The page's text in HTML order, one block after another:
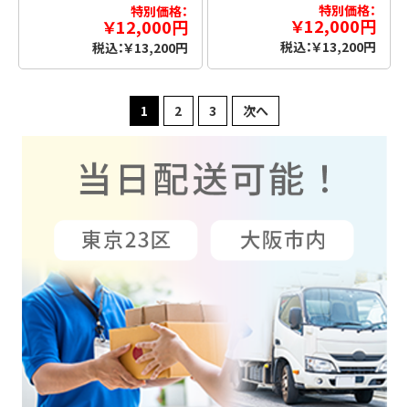
特別価格：
￥12,000円
税込：￥13,200円
特別価格：
￥12,000円
税込：￥13,200円
1 2 3 次へ